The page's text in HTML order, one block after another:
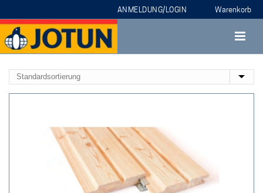
ANMELDUNG/LOGIN